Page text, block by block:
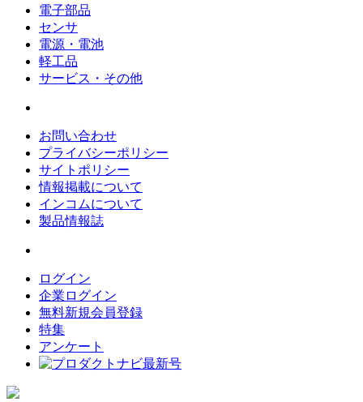
電子部品
センサ
電源・電池
軽工品
サービス・その他
お問い合わせ
プライバシーポリシー
サイトポリシー
情報掲載について
インコムについて
製品情報誌
ログイン
企業ログイン
無料新規会員登録
特集
アンケート